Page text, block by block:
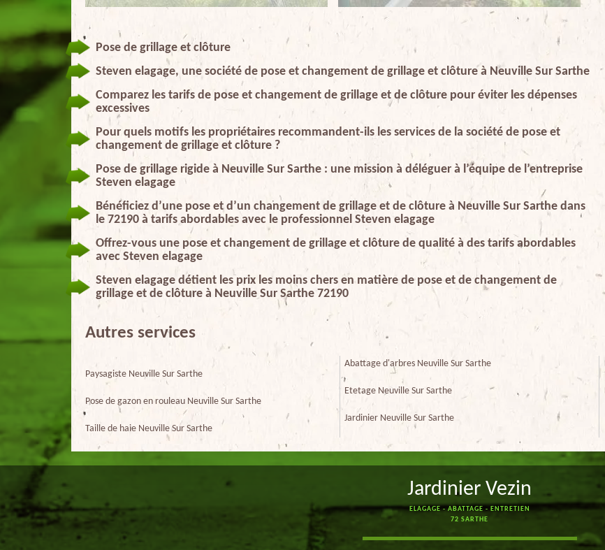
Pose de grillage et clôture
Steven elagage, une société de pose et changement de grillage et clôture à Neuville Sur Sarthe
Comparez les tarifs de pose et changement de grillage et de clôture pour éviter les dépenses
excessives
Pour quels motifs les propriétaires recommandent-ils les services de la société de pose et
changement de grillage et clôture ?
Pose de grillage rigide à Neuville Sur Sarthe : une mission à déléguer à l’équipe de l’entreprise
Steven elagage
Bénéficiez d’une pose et d’un changement de grillage et de clôture à Neuville Sur Sarthe dans
le 72190 à tarifs abordables avec le professionnel Steven elagage
Offrez-vous une pose et changement de grillage et clôture de qualité à des tarifs abordables
avec Steven elagage
Steven elagage détient les prix les moins chers en matière de pose et de changement de
grillage et de clôture à Neuville Sur Sarthe 72190
Autres services
Paysagiste Neuville Sur Sarthe
Pose de gazon en rouleau Neuville Sur Sarthe
Taille de haie Neuville Sur Sarthe
Abattage d'arbres Neuville Sur Sarthe
Etetage Neuville Sur Sarthe
Jardinier Neuville Sur Sarthe
Jardinier Vezin
ELAGAGE - ABATTAGE - ENTRETIEN
72 SARTHE